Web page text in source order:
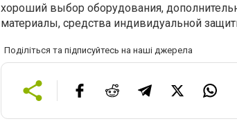
хороший выбор оборудования,
материалы, средства индивидуальной
Поділіться та підписуйтесь на наші джерела